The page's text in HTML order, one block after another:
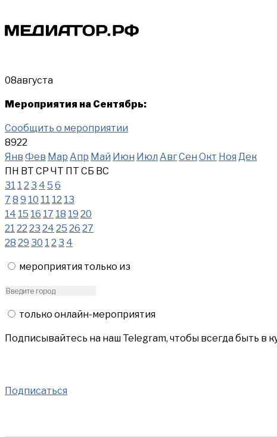
08августа
Мероприятия на Сентябрь:
Сообщить о мероприятии
8922
Янв Фев Мар Апр Май Июн Июл АвгСен Окт Ноя Дек
ПН ВТ СР ЧТ ПТ СБ ВС
31 1 2 3 4 5 6
7 8 9 10 11 12 13
14 15 16 17 18 19 20
21 22 23 24 25 26 27
28 29 30 1 2 3 4
мероприятия только из
только онлайн-мероприятия
Подписывайтесь на наш Telegram, чтобы всегда быть в
Подписаться